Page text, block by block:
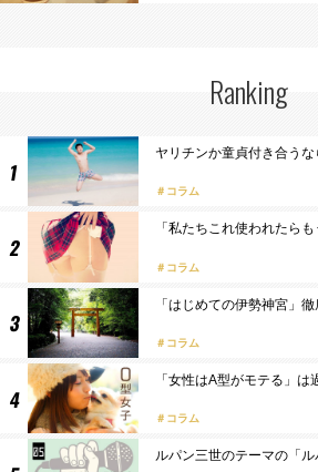
Ranking
ヤリチンか童貞付き合う
コラム
「私たちこれ使われたら
コラム
「はじめての伊勢神宮」
コラム
「女性はA型がモテる」
コラム
ルパン三世のテーマの「